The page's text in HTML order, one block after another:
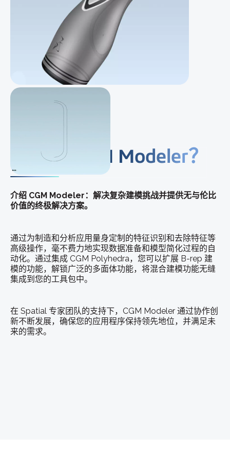
什么是 CGM Modeler？
介绍 CGM Modeler：解决复杂建模挑战并提供无与伦比
价值的终极解决方案。
通过为制造和分析应用量身定制的特征识别和去除特征等
高级操作，毫不费力地实现数据准备和模型简化过程的自
动化。通过集成 CGM Polyhedra，您可以扩展 B-rep 建
模的功能，解锁广泛的多面体功能，将混合建模功能无缝
集成到您的工具包中。
在 Spatial 专家团队的支持下，CGM Modeler 通过协作创
新不断发展，确保您的应用程序保持领先地位，并满足未
来的需求。